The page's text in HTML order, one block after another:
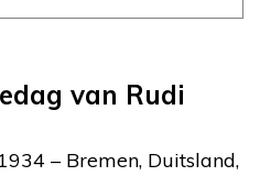
van Rudi
– Bremen, Duitsland,